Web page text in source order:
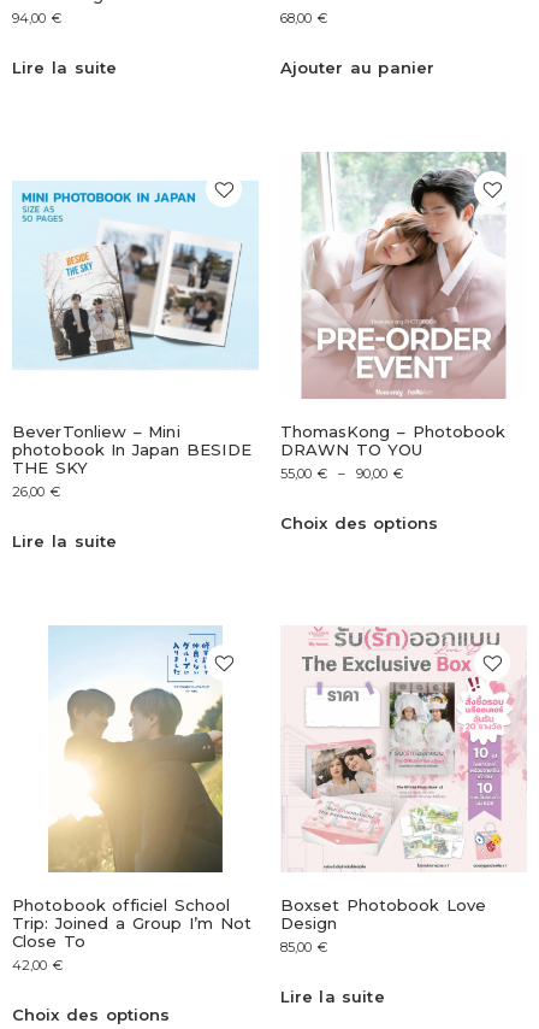
94,00 €
Lire la suite
68,00 €
Ajouter au panier
BeverTonliew – Mini
photobook In Japan BESIDE
THE SKY
26,00 €
Lire la suite
ThomasKong – Photobook
DRAWN TO YOU
55,00 € – 90,00 €
Choix des options
Photobook officiel School
Trip: Joined a Group I’m Not
Close To
42,00 €
Choix des options
Boxset Photobook Love
Design
85,00 €
Lire la suite